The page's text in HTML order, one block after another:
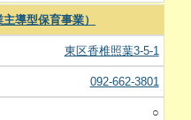
導型保育事業）
東区香椎照葉3-5-1
092-662-3801
○